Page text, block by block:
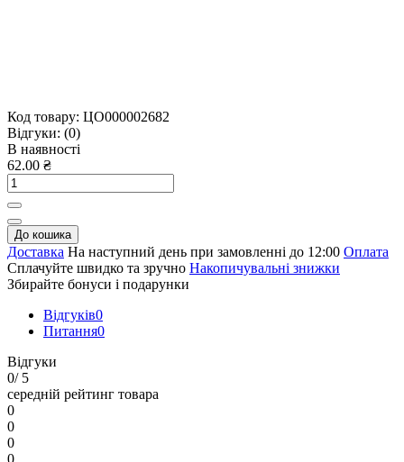
Код товару: ЦО000002682
Відгуки: (0)
В наявності
62.00 ₴
До кошика
Доставка На наступний день при замовленні до 12:00 Оплата
Сплачуйте швидко та зручно Накопичувальні знижки
Збирайте бонуси і подарунки
Відгуків0
Питання0
Відгуки
0/ 5
середній рейтинг товара
0
0
0
0